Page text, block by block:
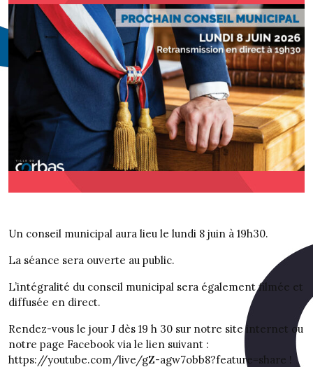
Un conseil municipal aura lieu le lundi 8 juin à 19h30.
La séance sera ouverte au public.
L’intégralité du conseil municipal sera également filmée et
diffusée en direct.
Rendez-vous le jour J dès 19 h 30 sur notre site internet ou
notre page Facebook via le lien suivant :
https://youtube.com/live/gZ-agw7obb8?feature=share !